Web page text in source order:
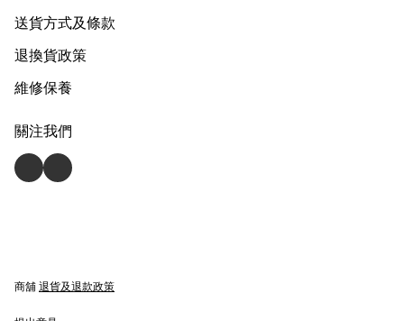
送貨方式及條款
退換貨政策
維修保養
關注我們
商舖 退貨及退款政策